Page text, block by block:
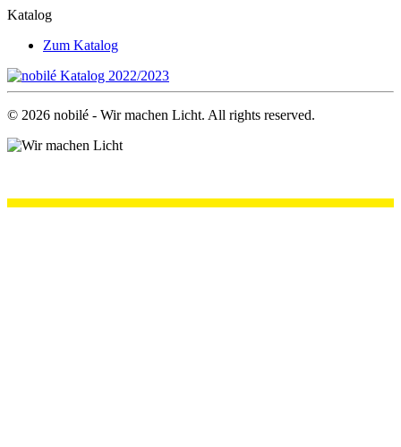
Katalog
Zum Katalog
© 2026 nobilé - Wir machen Licht. All rights reserved.